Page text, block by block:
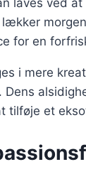
laves ved
for en
i mere
Dens
tilføje et